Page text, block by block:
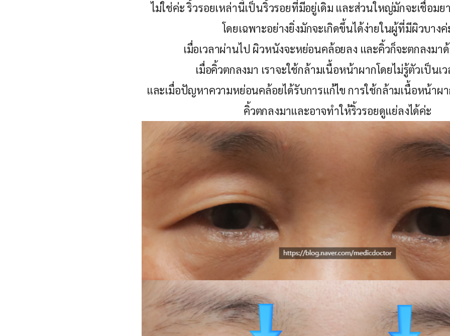
ไม่ใช่ค่ะ ริ้วรอยเหล่านี้เป็นริ้วรอยที่มีอยู่เดิม และส่วนใหญ่มักจะเชื่อม
โดยเฉพาะอย่างยิ่งมักจะเกิดขึ้นได้ง่ายในผู้ที่มีผิวบางค่
เมื่อเวลาผ่านไป ผิวหนังจะหย่อนคล้อยลง และคิ้วก็จะตกลงมา
เมื่อคิ้วตกลงมา เราจะใช้กล้ามเนื้อหน้าผากโดยไม่รู้ตัวเป็นเ
และเมื่อปัญหาความหย่อนคล้อยได้รับการแก้ไข การใช้กล้ามเนื้อหน้าผ
คิ้วตกลงมาและอาจทำให้ริ้วรอยดูแย่ลงได้ค่ะ